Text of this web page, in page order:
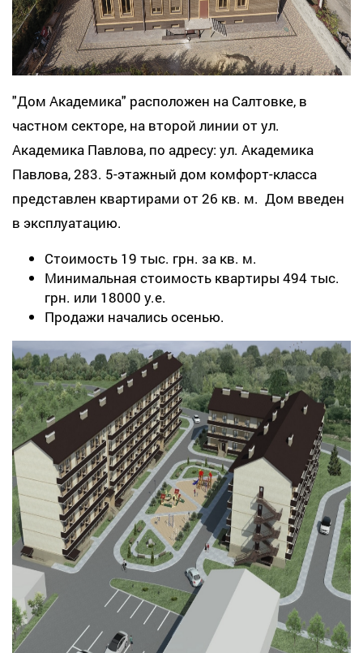
"Дом Академика" расположен на Салтовке, в
частном секторе, на второй линии от ул.
Академика Павлова, по адресу: ул. Академика
Павлова, 283. 5-этажный дом комфорт-класса
представлен квартирами от 26 кв. м. Дом введен
в эксплуатацию.
Стоимость 19 тыс. грн. за кв. м.
Минимальная стоимость квартиры 494 тыс.
грн. или 18000 у.е.
Продажи начались осенью.